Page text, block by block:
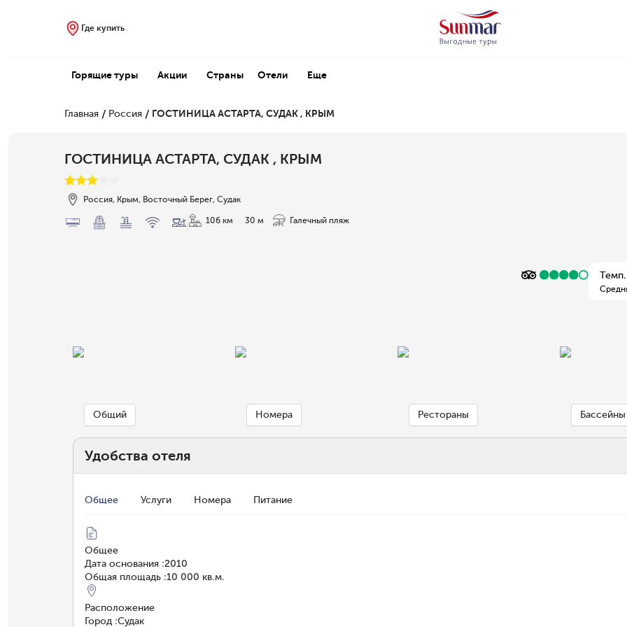
Где купить
Горящие туры Акции Страны Отели Еще
Главная / Россия / ГОСТИНИЦА АСТАРТА, СУДАК , КРЫМ
ГОСТИНИЦА АСТАРТА, СУДАК , КРЫМ
Россия, Крым, Восточный Берег, Судак
106 км 30 м Галечный пляж
Темп.
Общий Номера Рестораны Бассейны
Удобства отеля
Общее Услуги Номера Питание
Общее
Дата основания :2010
Общая площадь :10 000 кв.м.
Расположение
Город :Судак